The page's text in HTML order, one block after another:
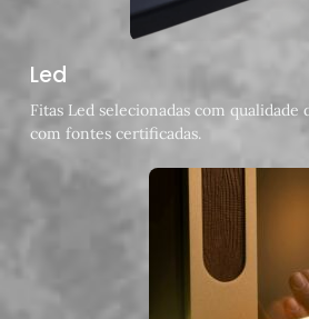
Led
Fitas Led selecionadas com qualidade
com fontes certificadas.